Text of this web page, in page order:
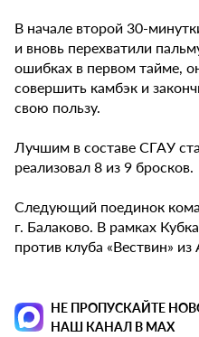
В начале второй 30-
и вновь перехватили
ошибках в первом тайме,
совершить камбэк и
свою пользу.
Лучшим в составе СГАУ
реализовал 8 из 9 бросков.
Следующий поединок
г. Балаково. В рамках
против клуба «Вествин» из
НЕ ПРОПУСКАЙТЕ
НАШ КАНАЛ В MAX